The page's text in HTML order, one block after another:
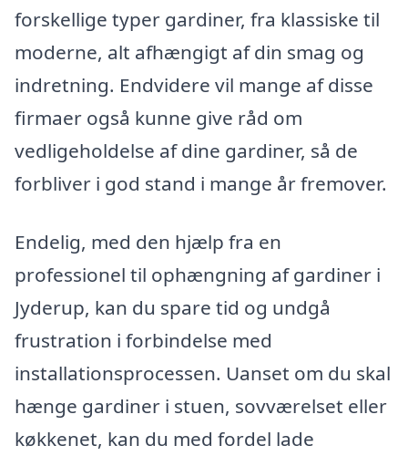
forskellige typer gardiner, fra klassiske til
moderne, alt afhængigt af din smag og
indretning. Endvidere vil mange af disse
firmaer også kunne give råd om
vedligeholdelse af dine gardiner, så de
forbliver i god stand i mange år fremover.
Endelig, med den hjælp fra en
professionel til ophængning af gardiner i
Jyderup, kan du spare tid og undgå
frustration i forbindelse med
installationsprocessen. Uanset om du skal
hænge gardiner i stuen, sovværelset eller
køkkenet, kan du med fordel lade